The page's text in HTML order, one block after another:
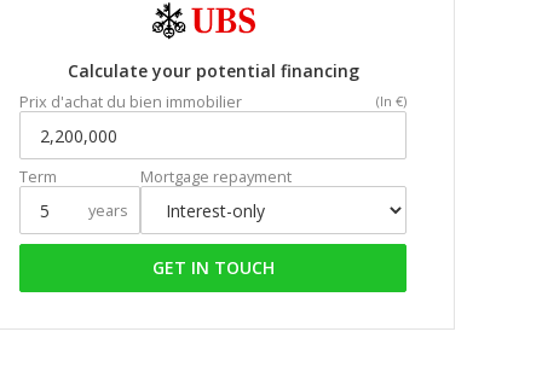
Calculate your potential financing
Prix d'achat du bien immobilier (In €)
Term
years
Mortgage repayment
GET IN TOUCH